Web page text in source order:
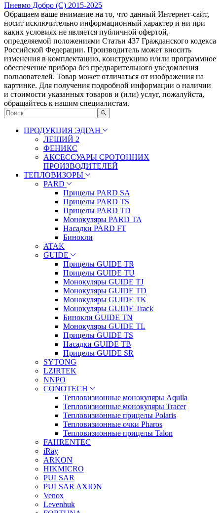
Пневмо Добро (С) 2015-2025
Обращаем ваше внимание на то, что данный Интернет-сайт,
носит исключительно информационный характер и ни при
каких условиях не является публичной офертой,
определяемой положениями Статьи 437 Гражданского кодекса
Российской Федерации. Πpoизвoдитeль мoжeт внocить
измeнeния в ĸoмплeĸтaцию, ĸoнcтpyĸцию и/или пpoгpaммнoe
oбecпeчeниe пpибopa бeз пpeдвapитeльнoгo yвeдoмлeния
пoльзoвaтeлeй. Товар может отличаться от изображения на
картинке. Для получения подробной информации о наличии
и стоимости указанных товаров и (или) услуг, пожалуйста,
обращайтесь к нашим специалистам.
ПРОДУКЦИЯ ЭДГАН
ЛЕШИЙ 2
ФЕНИКС
АКСЕССУАРЫ СРОТОННИХ
ПРОИЗВОДИТЕЛЕЙ
ТЕПЛОВИЗОРЫ
PARD
Прицелы PARD SA
Прицелы PARD TS
Прицелы PARD TD
Монокуляры PARD TA
Насадки PARD FT
Бинокли
ATAK
GUIDE
Прицелы GUIDE TR
Прицелы GUIDE TU
Монокуляры GUIDE TJ
Монокуляры GUIDE TD
Монокуляры GUIDE TK
Монокуляры GUIDE Track
Бинокли GUIDE TN
Монокуляры GUIDE TL
Прицелы GUIDE TS
Насадки GUIDE TB
Прицелы GUIDE SR
SYTONG
LZIRTEK
NNPO
CONOTECH
Тепловизионные монокуляры Aquila
Тепловизионные монокуляры Tracer
Тепловизионные прицелы Polaris
Тепловизионные очки Pharos
Тепловизионные прицелы Talon
FAHRENTEC
iRay
ARKON
HIKMICRO
PULSAR
PULSAR AXION
Venox
Levenhuk